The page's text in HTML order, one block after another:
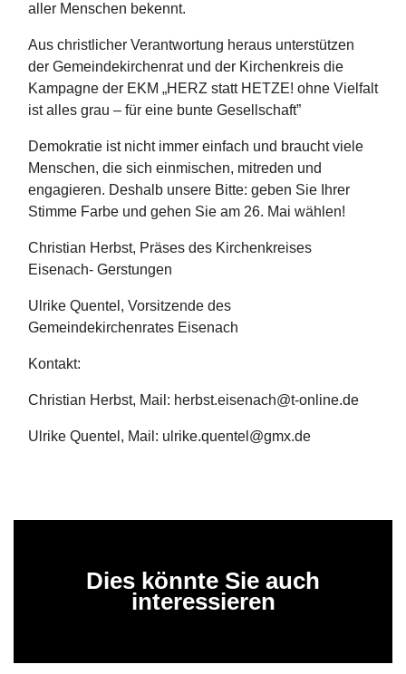
aller Menschen bekennt.
Aus christlicher Verantwortung heraus unterstützen
der Gemeindekirchenrat und der Kirchenkreis die
Kampagne der EKM „HERZ statt HETZE! ohne Vielfalt
ist alles grau – für eine bunte Gesellschaft”
Demokratie ist nicht immer einfach und braucht viele
Menschen, die sich einmischen, mitreden und
engagieren. Deshalb unsere Bitte: geben Sie Ihrer
Stimme Farbe und gehen Sie am 26. Mai wählen!
Christian Herbst, Präses des Kirchenkreises
Eisenach- Gerstungen
Ulrike Quentel, Vorsitzende des
Gemeindekirchenrates Eisenach
Kontakt:
Christian Herbst, Mail: herbst.eisenach@t-online.de
Ulrike Quentel, Mail: ulrike.quentel@gmx.de
Dies könnte Sie auch
interessieren